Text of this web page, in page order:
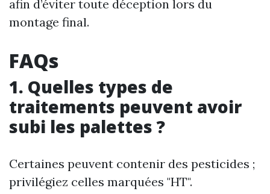
afin d’éviter toute déception lors du
montage final.
FAQs
1. Quelles types de
traitements peuvent avoir
subi les palettes ?
Certaines peuvent contenir des pesticides ;
privilégiez celles marquées "HT".